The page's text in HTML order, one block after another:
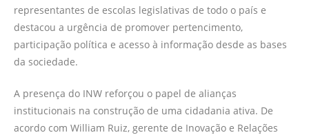
representantes de escolas legislativas de todo o país e
destacou a urgência de promover pertencimento,
participação política e acesso à informação desde as bases
da sociedade.
A presença do INW reforçou o papel de alianças
institucionais na construção de uma cidadania ativa. De
acordo com William Ruiz, gerente de Inovação e Relações